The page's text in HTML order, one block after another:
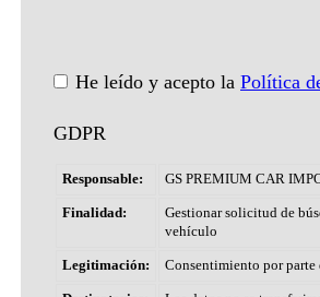
He leído y acepto la Política
GDPR
Responsable: GS PREMIUM CAR
Finalidad:
Gestionar solicitud de
vehículo
Legitimación: Consentimiento por parte